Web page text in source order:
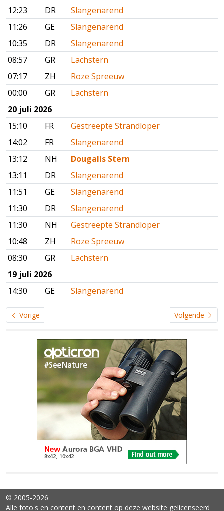
12:23
DR
Slangenarend
11:26
GE
Slangenarend
10:35
DR
Slangenarend
08:57
GR
Lachstern
07:17
ZH
Roze Spreeuw
00:00
GR
Lachstern
20 juli 2026
15:10
FR
Gestreepte Strandloper
14:02
FR
Slangenarend
13:12
NH
Dougalls Stern
13:11
DR
Slangenarend
11:51
GE
Slangenarend
11:30
DR
Slangenarend
11:30
NH
Gestreepte Strandloper
10:48
ZH
Roze Spreeuw
08:30
GR
Lachstern
19 juli 2026
14:30
GE Slangenarend
Vorige Volgende
© 2005-2026
Alle foto's en content en content op deze website gelicenseerd